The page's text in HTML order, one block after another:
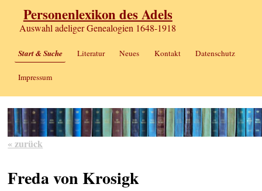
Personenlexikon des Adels
Auswahl adeliger Genealogien 1648-1918
Start & Suche Literatur Neues Kontakt Datenschutz
Impressum
« zurück
Freda von Krosigk